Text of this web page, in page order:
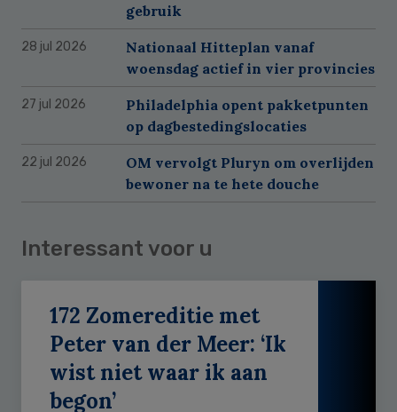
gebruik
28 jul 2026
Nationaal Hitteplan vanaf
woensdag actief in vier provincies
27 jul 2026
Philadelphia opent pakketpunten
op dagbestedingslocaties
22 jul 2026
OM vervolgt Pluryn om overlijden
bewoner na te hete douche
Interessant voor u
172 Zomereditie met
Peter van der Meer: ‘Ik
wist niet waar ik aan
begon’